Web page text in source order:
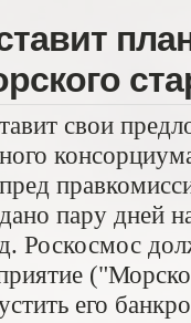
свои
пару дней
Роскосмос
его